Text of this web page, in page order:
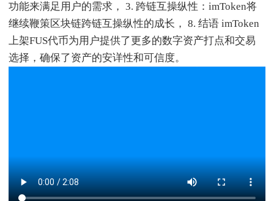
功能来满足用户的需求， 3. 跨链互操纵性：imToken将
继续鞭策区块链跨链互操纵性的成长， 8. 结语 imToken
上架FUS代币为用户提供了更多的数字资产打点和交易
选择，确保了资产的安详性和可信度。